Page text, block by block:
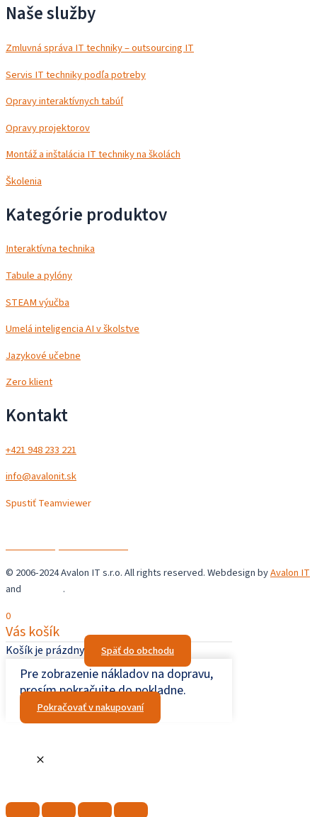
Naše služby
Zmluvná správa IT techniky – outsourcing IT
Servis IT techniky podľa potreby
Opravy interaktívnych tabúľ
Opravy projektorov
Montáž a inštalácia IT techniky na školách
Školenia
Kategórie produktov
Interaktívna technika
Tabule a pylóny
STEAM výučba
Umelá inteligencia AI v školstve
Jazykové učebne
Zero klient
Kontakt
+421 948 233 221
info@avalonit.sk
Spustiť Teamviewer
Chrastné 36,044 44 Chrastné
© 2006-2024 Avalon IT s.r.o. All rights reserved. Webdesign byAvalon IT
and
.
0
Vás košík
Košík je prázdny Späť do obchodu
Pre zobrazenie nákladov na dopravu,
prosím pokračujte do pokladne.
Pokračovať v nakupovaní